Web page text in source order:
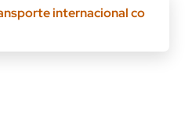
internacional co